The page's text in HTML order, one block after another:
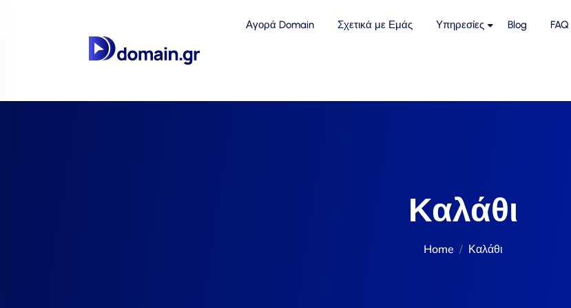
Αγορά Domain Σχετικά με Εμάς Υπηρεσίες Blog FAQ
Καλάθι
Home Καλάθι